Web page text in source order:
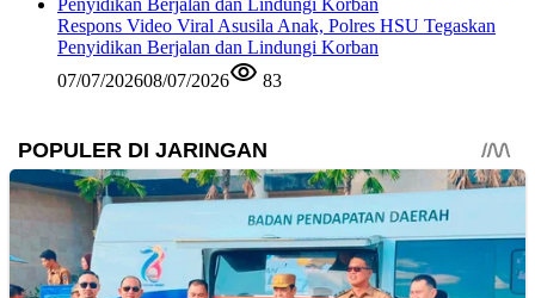
Respons Video Viral Asusila Anak, Polres HSU Tegaskan
Penyidikan Berjalan dan Lindungi Korban
07/07/202608/07/2026 83